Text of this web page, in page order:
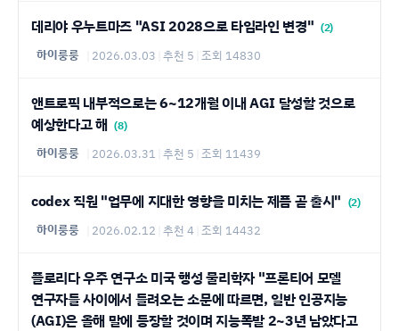
데리야 우누트마즈 "ASI 2028으로 타임라인 변경" (2)
하이룽룽 2026.03.03 추천 5 조회 14830
앤트로픽 내부적으로는 6~12개월 이내 AGI 달성할 것으로
예상한다고 해 (8)
하이룽룽 2026.03.31 추천 5 조회 11439
codex 직원 "업무에 지대한 영향을 미치는 제픔 곧 출시" (2)
하이룽룽 2026.02.12 추천 4 조회 14432
플로리다 우주 연구소 미국 행성 물리학자 "프론티어 모델
연구자들 사이에서 들려오는 소문에 따르면, 일반 인공지능
(AGI)은 올해 말에 등장할 것이며 지능폭발 2~3년 남았다고